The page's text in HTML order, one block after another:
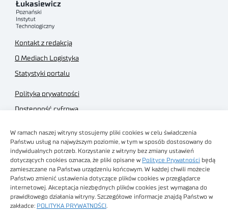
W ramach naszej witryny stosujemy pliki cookies w celu świadczenia
Państwu usług na najwyższym poziomie, w tym w sposób dostosowany do
indywidualnych potrzeb. Korzystanie z witryny bez zmiany ustawień
dotyczących cookies oznacza, że pliki opisane w Polityce Prywatności będą
zamieszczane na Państwa urządzeniu końcowym. W każdej chwili możecie
Państwo zmienić ustawienia dotyczące plików cookies w przeglądarce
internetowej. Akceptacja niezbędnych plików cookies jest wymagana do
prawidłowego działania witryny. Szczegółowe informacje znajdą Państwo w
zakładce: POLITYKA PRYWATNOŚCI
Kontakt z redakcją
O Mediach Logistyka
Statystyki portalu
Polityka prywatności
Dostępność cyfrowa
Regulamin sklepu
Obrazy stockowe
autorstwa